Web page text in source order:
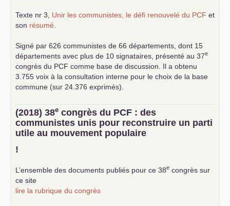
Texte nr 3, Unir les communistes, le défi renouvelé du PCF et
son résumé
Signé par 626 communistes de 66 départements, dont 15
départements avec plus de 10 signataires, présenté au 37e
congrès du PCF comme base de discussion. Il a obtenu
3.755 voix à la consultation interne pour le choix de la base
commune (sur 24.376 exprimés).
(2018) 38e congrès du PCF : des
communistes unis pour reconstruire un parti
utile au mouvement populaire
!
L’ensemble des documents publiés pour ce 38e congrès sur
ce site
lire la rubrique du congrès